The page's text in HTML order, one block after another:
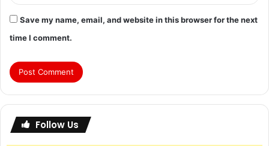
Save my name, email, and website in this browser for the next
time I comment.
Follow Us